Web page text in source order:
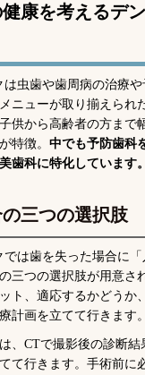
康を考えるデ
は虫歯や歯周病の治療
ニューが取り揃えられ
供から高齢者の方まで
特徴。 中でも予防歯科
歯科に特化しています。
三つの選択肢
では歯を失った場合に
三つの選択肢が用意さ
ト、適応するかどうか
計画を立てて行きます。
、CTで撮影後の診断
て行きます。手術前に